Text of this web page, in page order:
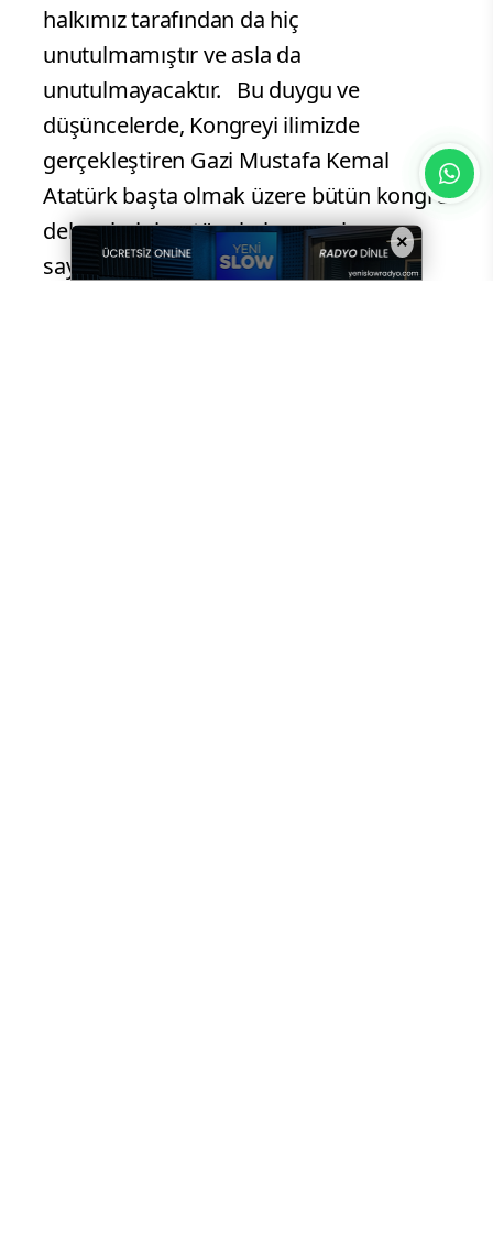
halkımız tarafından da hiç
unutulmamıştır ve asla da
unutulmayacaktır. Bu duygu ve
düşüncelerde, Kongreyi ilimizde
gerçekleştiren Gazi Mustafa Kemal
Atatürk başta olmak üzere bütün kongre
delegelerini ve tüm kahramanlarımızı
saygı ve rahmetle anıyor, Sivas
×